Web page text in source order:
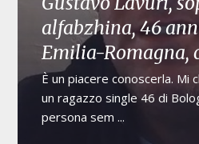
alfabzhina, 46
Emilia-Romagna,
È un piacere conoscerla. Mi
un ragazzo single 46 di
persona sem ...